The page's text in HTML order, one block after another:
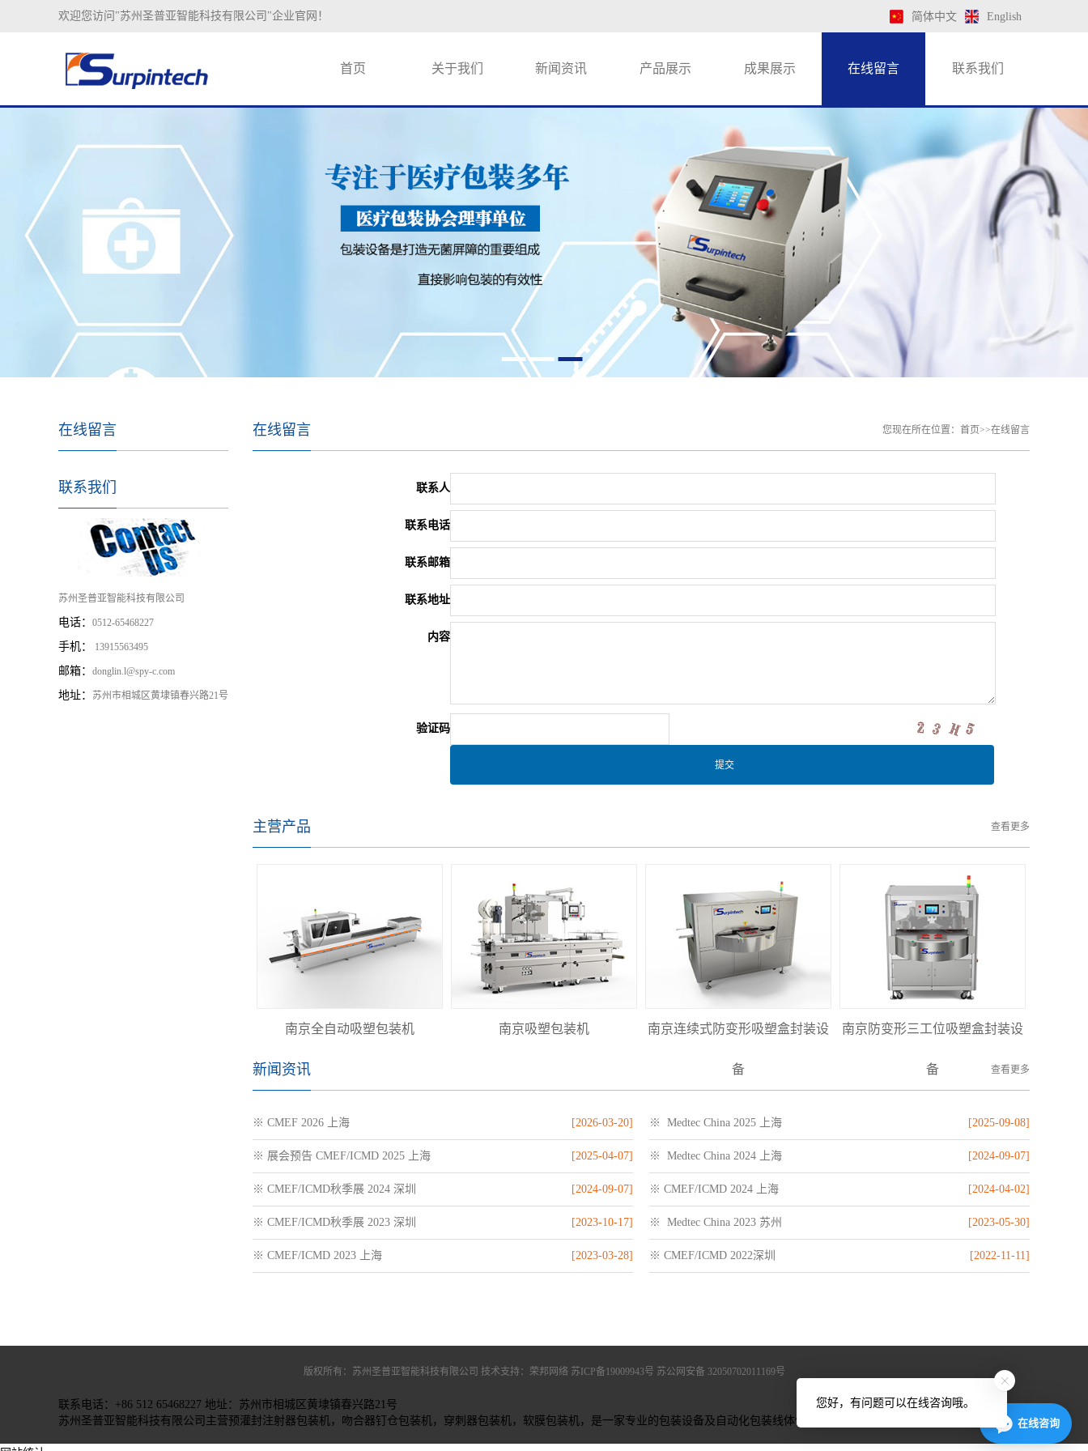
欢迎您访问"苏州圣普亚智能科技有限公司"企业官网！ 简体中文 English
首页 关于我们 新闻资讯 产品展示 成果展示 在线留言 联系我们
在线留言
联系我们
苏州圣普亚智能科技有限公司
电话： 0512-65468227
手机： 13915563495
邮箱： donglin.l@spy-c.com
地址： 苏州市相城区黄埭镇春兴路21号
在线留言 您现在所在位置： 首页>>在线留言
联系人
联系电话
联系邮箱
联系地址
内容
验证码
主营产品 查看更多
南京全自动吸塑包装机 南京吸塑包装机 南京连续式防变形吸塑盒封装设
备
南京防变形三工位吸塑盒封装设
备
新闻资讯 查看更多
※ CMEF 2026 上海 [2026-03-20] ※ Medtec China 2025 上海 [2025-09-08]
※ 展会预告 CMEF/ICMD 2025 上海 [2025-04-07] ※ Medtec China 2024 上海 [2024-09-07]
※ CMEF/ICMD秋季展 2024 深圳 [2024-09-07] ※ CMEF/ICMD 2024 上海 [2024-04-02]
※ CMEF/ICMD秋季展 2023 深圳 [2023-10-17] ※ Medtec China 2023 苏州 [2023-05-30]
※ CMEF/ICMD 2023 上海 [2023-03-28] ※ CMEF/ICMD 2022深圳 [2022-11-11]
版权所有：苏州圣普亚智能科技有限公司 技术支持：荣邦网络 苏ICP备19009943号 苏公网安备 32050702011169号
联系电话：+86 512 65468227 地址：苏州市相城区黄埭镇春兴路21号
苏州圣普亚智能科技有限公司主营预灌封注射器包装机 ， 吻合器钉仓包装机 ， 穿刺器包装机 ， 软膜包装机 ，是一家专业的包装设备及自动化包装线体供应商。 在线咨询
您好，有问题可以在线咨询哦。